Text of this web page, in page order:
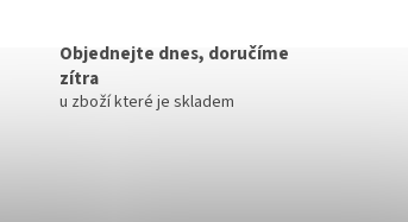
Objednejte dnes, doručíme
zítra
u zboží které je skladem